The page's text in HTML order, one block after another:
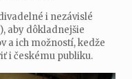
i nezávislé
aby dôkladnejšie
a ich možností, kedže
i českému publiku.